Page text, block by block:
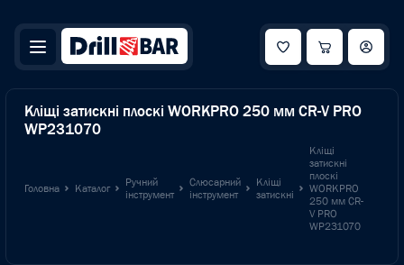
Кліщі затискні плоскі WORKPRO 250 мм CR-V PRO
WP231070
Головна Каталог
Ручний
інструмент
Слюсарний
інструмент
Кліщі
затискні
Кліщі
затискні
плоскі
WORKPRO
250 мм CR-
V PRO
WP231070